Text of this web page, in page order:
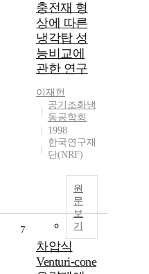
충전재 형
상에 따른
냉각탑 성
능비교에
관한 연구
이재헌
공기조화냉
동공학회
1998
한국연구재
단(NRF)
원
문
보
기
7
차압식
Venturi-cone